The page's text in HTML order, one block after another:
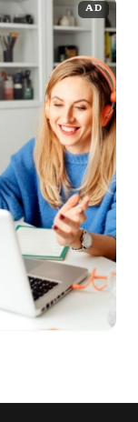
AD